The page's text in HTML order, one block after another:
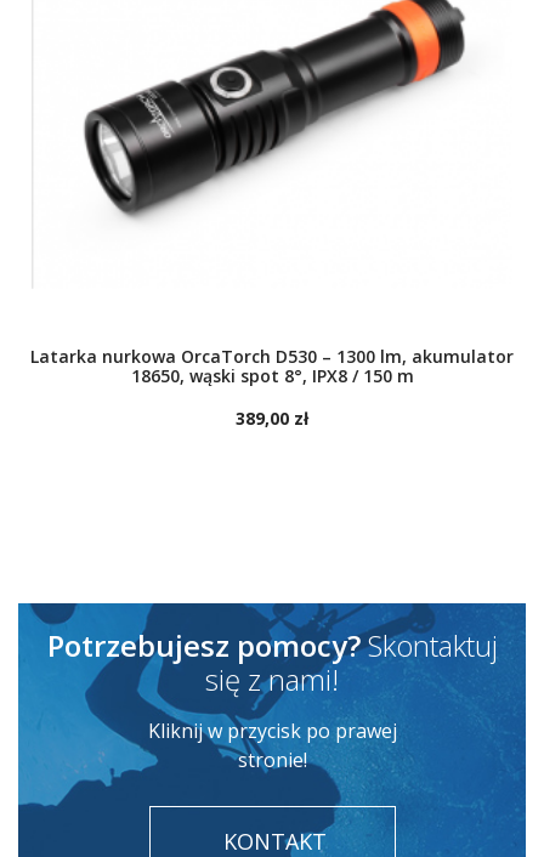
Latarka nurkowa OrcaTorch D530 – 1300 lm, akumulator
18650, wąski spot 8°, IPX8 / 150 m
389,00 zł
Potrzebujesz pomocy?Skontaktuj
się z nami!
Kliknij w przycisk po prawej
stronie!
KONTAKT